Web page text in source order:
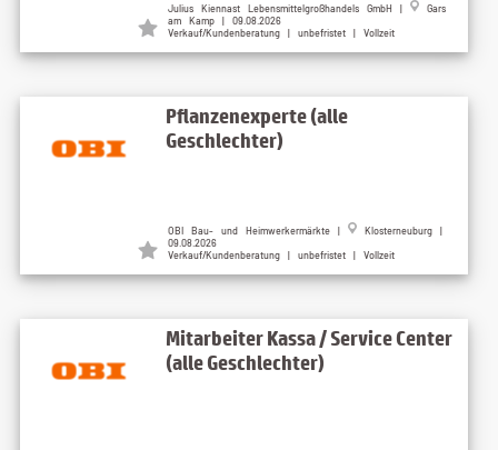
Julius Kiennast Lebensmittelgroßhandels GmbH |
Gars
am Kamp | 09.08.2026
Verkauf/Kundenberatung | unbefristet | Vollzeit
Pflanzenexperte (alle
Geschlechter)
OBI Bau- und Heimwerkermärkte |
Klosterneuburg |
09.08.2026
Verkauf/Kundenberatung | unbefristet | Vollzeit
Mitarbeiter Kassa / Service Center
(alle Geschlechter)